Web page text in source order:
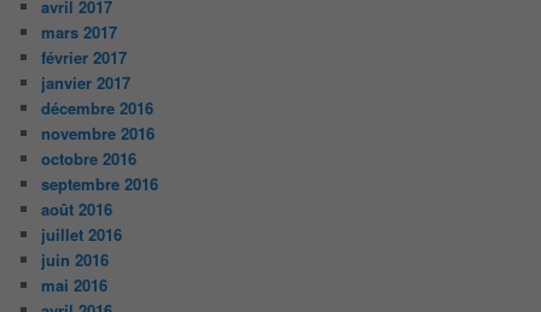
avril 2017
mars 2017
février 2017
janvier 2017
décembre 2016
novembre 2016
octobre 2016
septembre 2016
août 2016
juillet 2016
juin 2016
mai 2016